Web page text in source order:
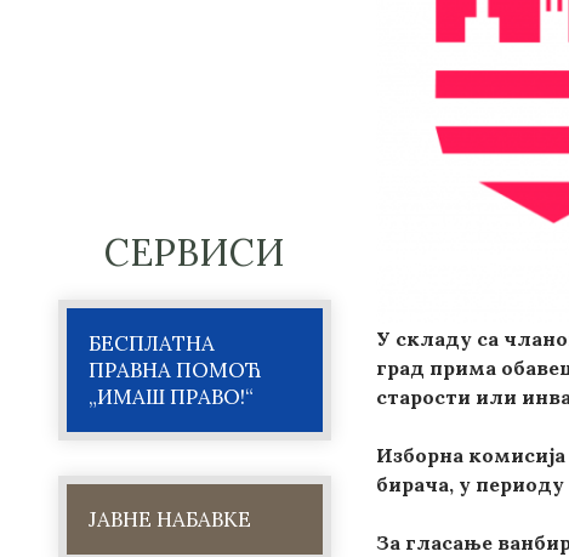
СЕРВИСИ
БЕСПЛАТНА
ПРАВНА ПОМОЋ
„ИМАШ ПРАВО!“
ЈАВНЕ НАБАВКЕ
У складу са
град прима
старости или
Изборна комисија
бирача, у периоду
За гласање